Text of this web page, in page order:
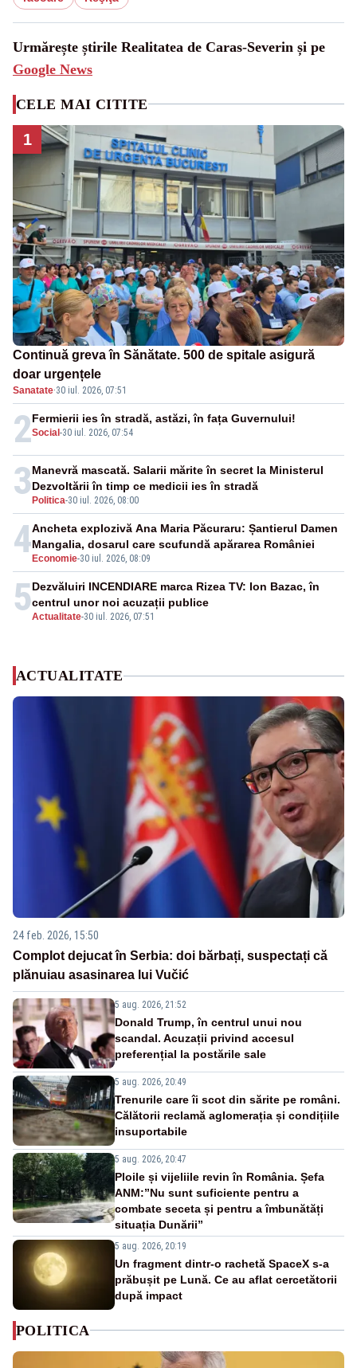
Urmărește știrile Realitatea de Caras-Severin și pe
Google News
CELE MAI CITITE
1
Continuă greva în Sănătate. 500 de spitale asigură
doar urgențele
Sanatate·30 iul. 2026, 07:51
2Social -30 iul. 2026, 07:54
Fermierii ies în stradă, astăzi, în fața Guvernului!
3 Politica-30 iul. 2026, 08:00
Manevră mascată. Salarii mărite în secret la Ministerul
Dezvoltării în timp ce medicii ies în stradă
4 Economie-30 iul. 2026, 08:09
Ancheta explozivă Ana Maria Păcuraru: Șantierul Damen
Mangalia, dosarul care scufundă apărarea României
5Actualitate-30 iul. 2026, 07:51
Dezvăluiri INCENDIARE marca Rizea TV: Ion Bazac, în
centrul unor noi acuzații publice
ACTUALITATE
24 feb. 2026, 15:50
Complot dejucat în Serbia: doi bărbați, suspectați că
plănuiau asasinarea lui Vučić
5 aug. 2026, 21:52
Donald Trump, în centrul unui nou
scandal. Acuzații privind accesul
preferențial la postările sale
5 aug. 2026, 20:49
Trenurile care îi scot din sărite pe români.
Călătorii reclamă aglomerația și condițiile
insuportabile
5 aug. 2026, 20:47
Ploile și vijeliile revin în România. Șefa
ANM:”Nu sunt suficiente pentru a
combate seceta și pentru a îmbunătăți
situația Dunării”
5 aug. 2026, 20:19
Un fragment dintr-o rachetă SpaceX s-a
prăbușit pe Lună. Ce au aflat cercetătorii
după impact
POLITICA